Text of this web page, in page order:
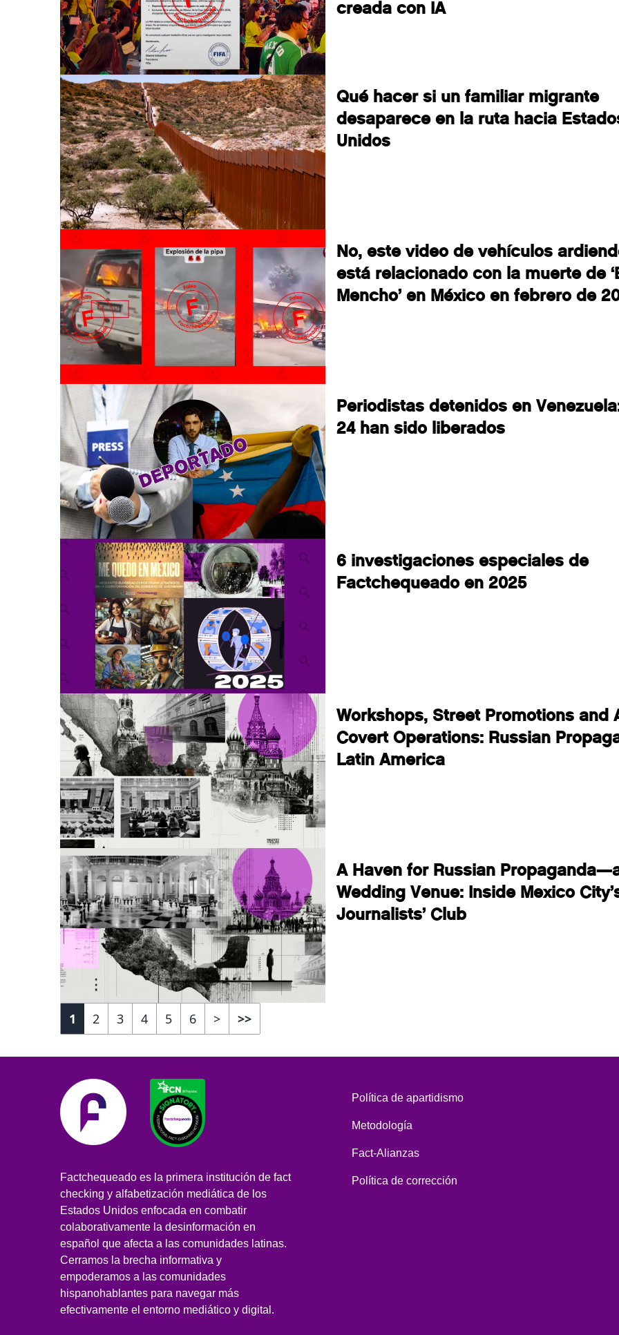
creada con IA
Qué hacer si un familiar migrante
desaparece en la ruta hacia
Unidos
No, este video de vehículos
está relacionado con la muerte de
Mencho’ en México en febrero de
Periodistas detenidos en
24 han sido liberados
6 investigaciones especiales de
Factchequeado en 2025
Workshops, Street Promotions and
Covert Operations: Russian
Latin America
A Haven for Russian
Wedding Venue: Inside Mexico
Journalists’ Club
1 2 3 4 5 6 > >>
Factchequeado es la primera institución de fact
checking y alfabetización mediática de los
Estados Unidos enfocada en combatir
colaborativamente la desinformación en
español que afecta a las comunidades latinas.
Cerramos la brecha informativa y
empoderamos a las comunidades
hispanohablantes para navegar más
efectivamente el entorno mediático y digital.
Política de apartidismo
Metodología
Fact-Alianzas
Política de corrección